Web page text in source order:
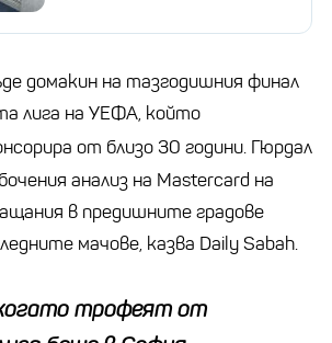
домакин на тазгодишния финал
лига на УЕФА, който
от близо 30 години. Гюрдал
анализ на Mastercard на
в предишните градове
мачове, казва Daily Sabah.
трофеят от